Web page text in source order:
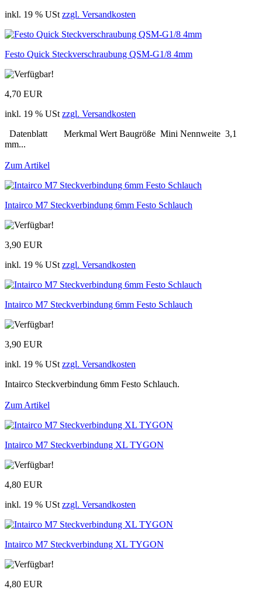
inkl. 19 % USt zzgl. Versandkosten
Festo Quick Steckverschraubung QSM-G1/8 4mm
4,70 EUR
inkl. 19 % USt zzgl. Versandkosten
Datenblatt Merkmal Wert Baugröße Mini Nennweite 3,1
mm...
Zum Artikel
Intairco M7 Steckverbindung 6mm Festo Schlauch
3,90 EUR
inkl. 19 % USt zzgl. Versandkosten
Intairco M7 Steckverbindung 6mm Festo Schlauch
3,90 EUR
inkl. 19 % USt zzgl. Versandkosten
Intairco Steckverbindung 6mm Festo Schlauch.
Zum Artikel
Intairco M7 Steckverbindung XL TYGON
4,80 EUR
inkl. 19 % USt zzgl. Versandkosten
Intairco M7 Steckverbindung XL TYGON
4,80 EUR